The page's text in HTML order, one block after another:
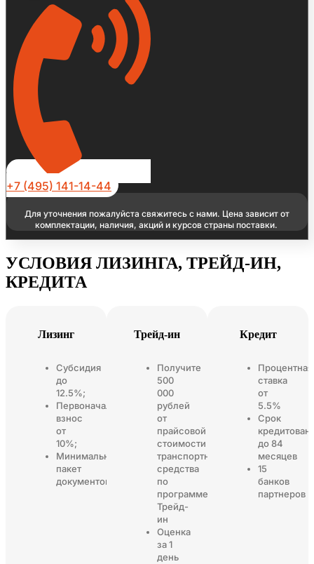
+7 (495) 141-14-44
Для уточнения пожалуйста свяжитесь с нами. Цена зависит от
комплектации, наличия, акций и курсов страны поставки.
УСЛОВИЯ ЛИЗИНГА, ТРЕЙД-ИН,
КРЕДИТА
Лизинг
Субсидия
до
12.5%;
Первоначальный
взнос
от
10%;
Минимальный
пакет
документов
Трейд-ин
Получите
500
000
рублей
от
прайсовой
стоимости
транспортного
средства
по
программе
Трейд-
ин
Оценка
за 1
день
Кредит
Процентная
ставка
от
5.5%
Срок
до 84
месяцев
15
банков
партнеров